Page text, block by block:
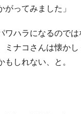
ってみました」
ハラになるのでは
ナコさんは懐か
しれない、と。